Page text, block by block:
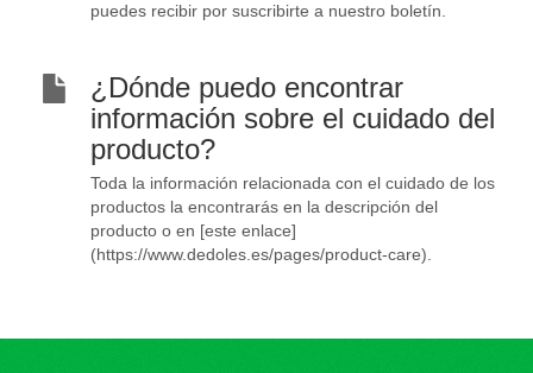
puedes recibir por suscribirte a nuestro boletín.
¿Dónde puedo encontrar
información sobre el cuidado del
producto?
Toda la información relacionada con el cuidado de los
productos la encontrarás en la descripción del
producto o en [este enlace]
(https://www.dedoles.es/pages/product-care).